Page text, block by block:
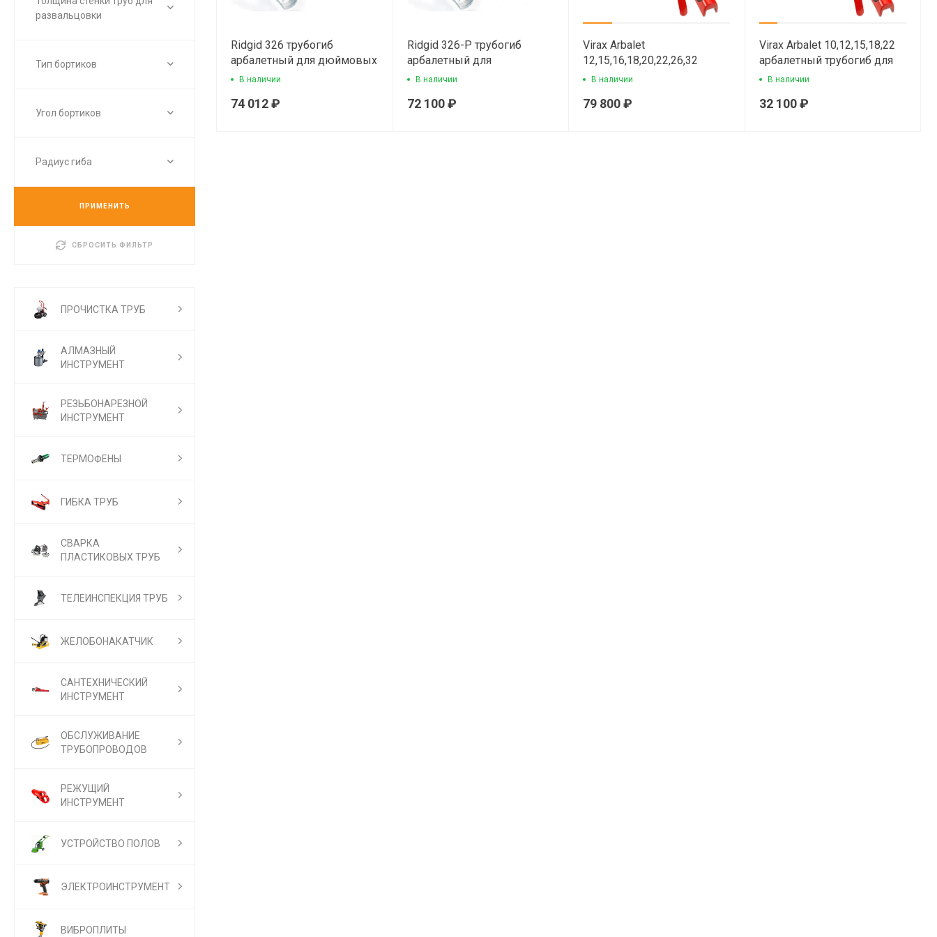
развальцовки
Тип бортиков
Угол бортиков
Радиус гиба
ПРИМЕНИТЬ
СБРОСИТЬ ФИЛЬТР
ПРОЧИСТКА ТРУБ
АЛМАЗНЫЙ
ИНСТРУМЕНТ
РЕЗЬБОНАРЕЗНОЙ
ИНСТРУМЕНТ
ТЕРМОФЕНЫ
ГИБКА ТРУБ
СВАРКА
ПЛАСТИКОВЫХ ТРУБ
ТЕЛЕИНСПЕКЦИЯ ТРУБ
ЖЕЛОБОНАКАТЧИК
САНТЕХНИЧЕСКИЙ
ИНСТРУМЕНТ
ОБСЛУЖИВАНИЕ
ТРУБОПРОВОДОВ
РЕЖУЩИЙ
ИНСТРУМЕНТ
УСТРОЙСТВО ПОЛОВ
ЭЛЕКТРОИНСТРУМЕНТ
ВИБРОПЛИТЫ
Ridgid 326 трубогиб
арбалетный для дюймовых
медных труб
В наличии
74 012 ₽
Ridgid 326-P трубогиб
арбалетный для
металлопластиковых труб
В наличии
72 100 ₽
Virax Arbalet
12,15,16,18,20,22,26,32
трубогиб арбалетного типа
металлопластиковых труб
В наличии
79 800 ₽
Virax Arbalet 10,12,15,18,22
арбалетный трубогиб для
медных труб
В наличии
32 100 ₽